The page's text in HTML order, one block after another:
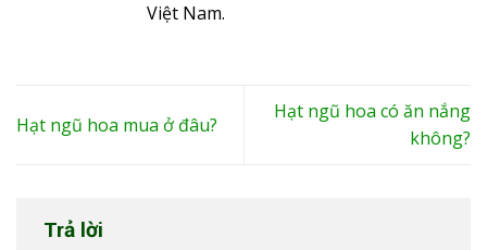
Việt Nam.
Hạt ngũ hoa mua ở đâu?
Hạt ngũ hoa có ăn nắng
không?
Trả lời